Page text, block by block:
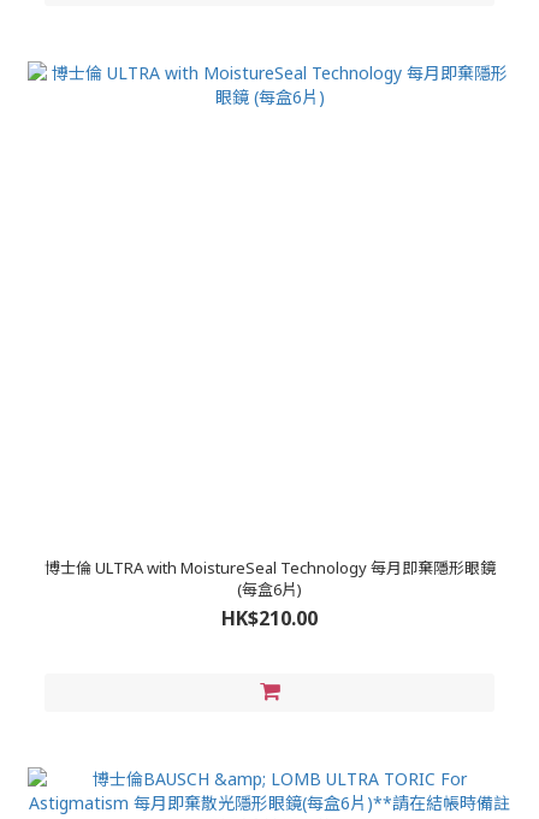
博士倫 ULTRA with MoistureSeal Technology 每月即棄隱形眼鏡
(每盒6片)
HK$210.00